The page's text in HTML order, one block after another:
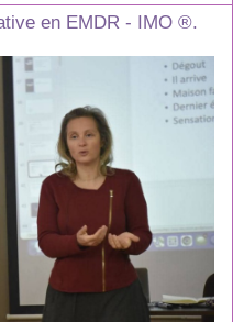
en EMDR - IMO ®.